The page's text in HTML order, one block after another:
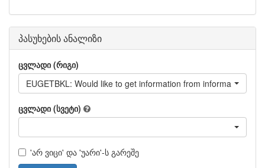
პასუხების ანალიზი
ცვლადი (რიგი)
EUGETBKL: Would like to get information from information
ცვლადი (სვეტი)
'არ ვიცი' და 'უარი'-ს გარეშე